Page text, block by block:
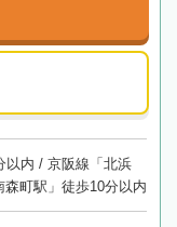
以内 / 京阪線「北浜
町駅」徒歩10分以内